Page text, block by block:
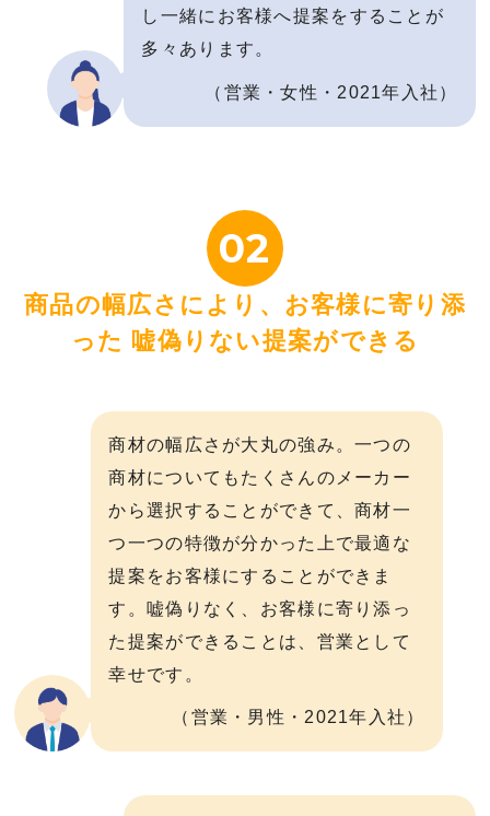
し一緒にお客様へ提案をすることが
多々あります。
（営業・女性・2021年入社）
02
商品の幅広さにより、お客様に寄り添
った 嘘偽りない提案ができる
商材の幅広さが大丸の強み。一つの
商材についてもたくさんのメーカー
から選択することができて、商材一
つ一つの特徴が分かった上で最適な
提案をお客様にすることができま
す。嘘偽りなく、お客様に寄り添っ
た提案ができることは、営業として
幸せです。
（営業・男性・2021年入社）